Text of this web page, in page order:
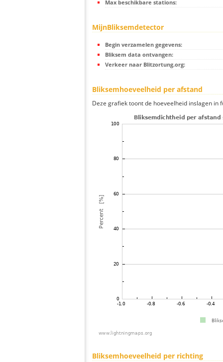
Max beschikbare stations:
MijnBliksemdetector
Begin verzamelen gegevens:
Bliksem data ontvangen:
Verkeer naar Blitzortung.org:
Bliksemhoeveelheid per afstand
Deze grafiek toont de hoeveelheid inslagen in
Bliksemhoeveelheid per richting